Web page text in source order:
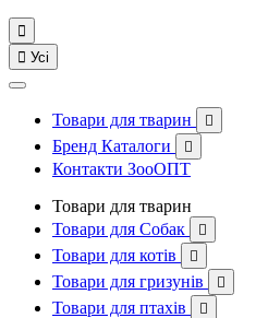

 Усі
Товари для тварин 
Бренд Каталоги 
Контакти ЗооОПТ
Товари для тварин
Товари для Собак

Товари для котів 
Товари для гризунів 
Товари для птахів 